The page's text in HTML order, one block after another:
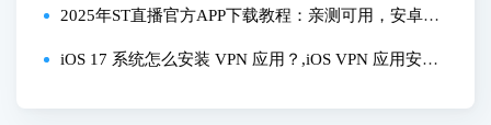
+无信用卡，手把手教你避开支付方式死循环
2025年ST直播官方APP下载教程：亲测可用，安卓苹
果全流程搞定！
iOS 17 系统怎么安装 VPN 应用？,iOS VPN 应用安装